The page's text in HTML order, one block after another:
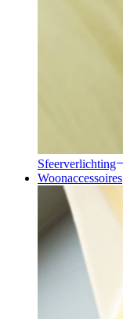
Sfeerverlichting
Woonaccessoires